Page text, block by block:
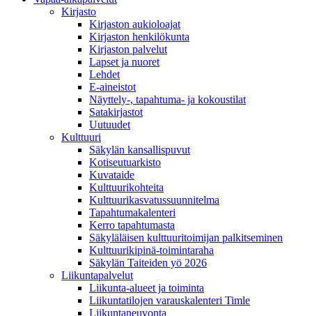
Kirjasto
Kirjaston aukioloajat
Kirjaston henkilökunta
Kirjaston palvelut
Lapset ja nuoret
Lehdet
E-aineistot
Näyttely-, tapahtuma- ja kokoustilat
Satakirjastot
Uutuudet
Kulttuuri
Säkylän kansallispuvut
Kotiseutuarkisto
Kuvataide
Kulttuurikohteita
Kulttuurikasvatussuunnitelma
Tapahtumakalenteri
Kerro tapahtumasta
Säkyläläisen kulttuuritoimijan palkitseminen
Kulttuurikipinä-toimintaraha
Säkylän Taiteiden yö 2026
Liikuntapalvelut
Liikunta-alueet ja toiminta
Liikuntatilojen varauskalenteri Timle
Liikuntaneuvonta